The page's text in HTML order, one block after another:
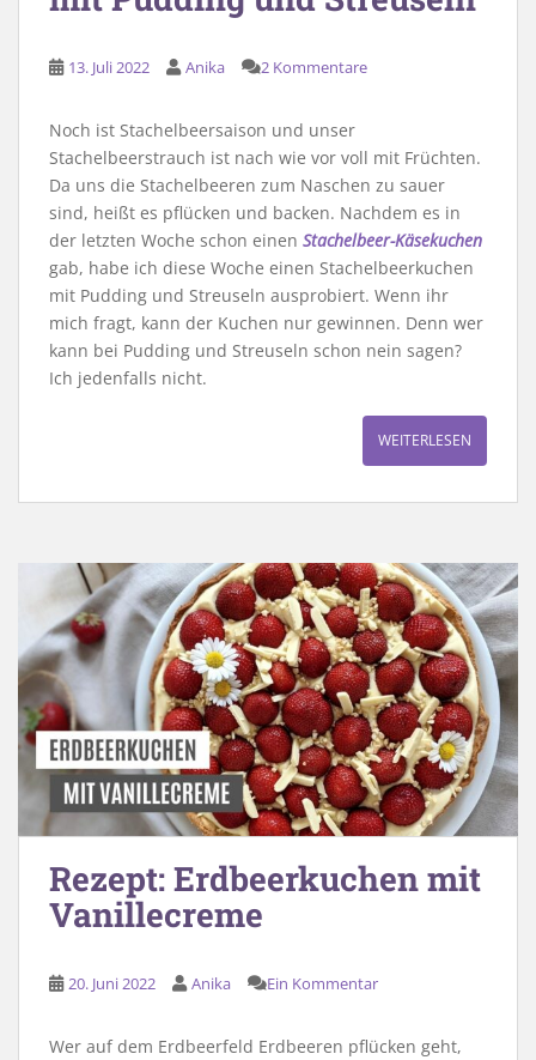
13. Juli 2022 Anika 2 Kommentare
Noch ist Stachelbeersaison und unser
Stachelbeerstrauch ist nach wie vor voll mit Früchten.
Da uns die Stachelbeeren zum Naschen zu sauer
sind, heißt es pflücken und backen. Nachdem es in
der letzten Woche schon einen Stachelbeer-Käsekuchen
gab, habe ich diese Woche einen Stachelbeerkuchen
mit Pudding und Streuseln ausprobiert. Wenn ihr
mich fragt, kann der Kuchen nur gewinnen. Denn wer
kann bei Pudding und Streuseln schon nein sagen?
Ich jedenfalls nicht.
WEITERLESEN
Rezept: Erdbeerkuchen mit
Vanillecreme
20. Juni 2022 Anika Ein Kommentar
Wer auf dem Erdbeerfeld Erdbeeren pflücken geht,